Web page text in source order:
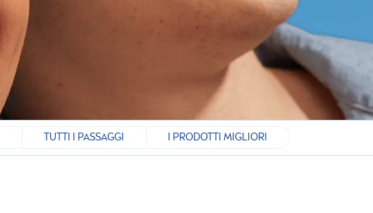
TUTTI I PASSAGGI I PRODOTTI MIGLIORI